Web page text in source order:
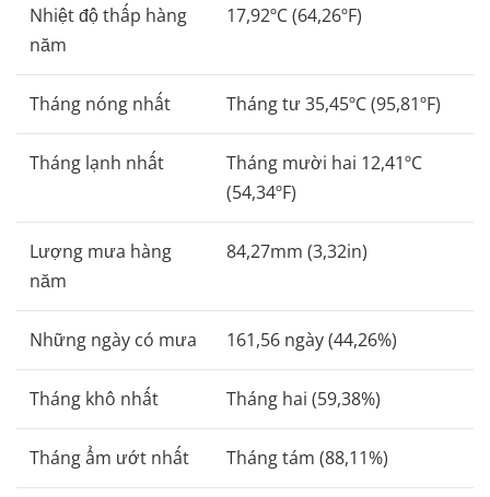
Nhiệt độ thấp hàng
năm
17,92ºC (64,26ºF)
Tháng nóng nhất Tháng tư 35,45ºC (95,81ºF)
Tháng lạnh nhất
Tháng mười hai 12,41ºC
(54,34ºF)
Lượng mưa hàng
năm
84,27mm (3,32in)
Những ngày có mưa 161,56 ngày (44,26%)
Tháng khô nhất Tháng hai (59,38%)
Tháng ẩm ướt nhất Tháng tám (88,11%)